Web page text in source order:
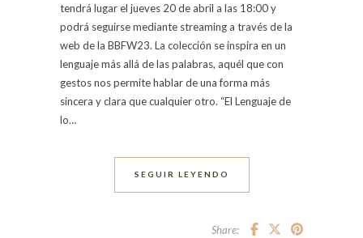
tendrá lugar el jueves 20 de abril a las 18:00 y
podrá seguirse mediante streaming a través de la
web de la BBFW23. La colección se inspira en un
lenguaje más allá de las palabras, aquél que con
gestos nos permite hablar de una forma más
sincera y clara que cualquier otro. “El Lenguaje de
lo…
SEGUIR LEYENDO
Share: